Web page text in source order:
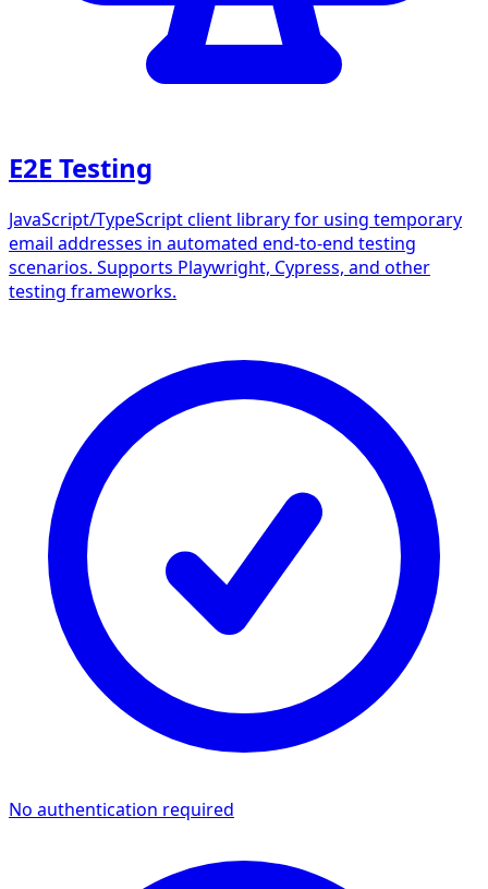
E2E Testing
JavaScript/TypeScript client library for using temporary
email addresses in automated end-to-end testing
scenarios. Supports Playwright, Cypress, and other
testing frameworks.
No authentication required